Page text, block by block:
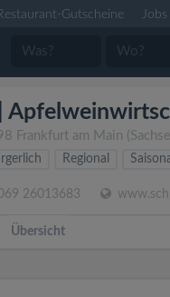
Gutscheine Jobs
Frankfurt am Main
Regional
26013683
Übersicht